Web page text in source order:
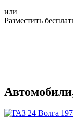
или
Разместить